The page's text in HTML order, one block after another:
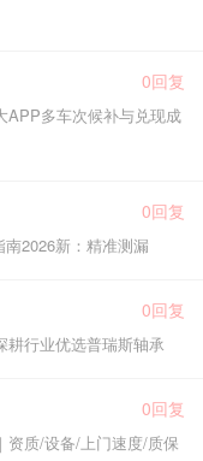
0回复
APP多车次候补与兑现成
0回复
2026新：精准测漏
0回复
耕行业优选普瑞斯轴承
0回复
资质/设备/上门速度/质保